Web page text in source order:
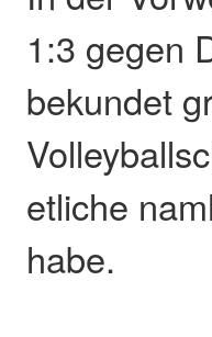
1:3 gegen
bekundet
etliche
habe.